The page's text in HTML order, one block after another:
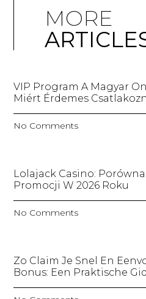
MORE
VIP Program A Magyar
Miért Érdemes
No Comments
Lolajack Casino:
Promocji W 2026 Roku
No Comments
Zo Claim Je Snel En
Bonus: Een Praktische